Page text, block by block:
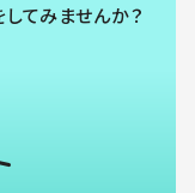
てみませんか？